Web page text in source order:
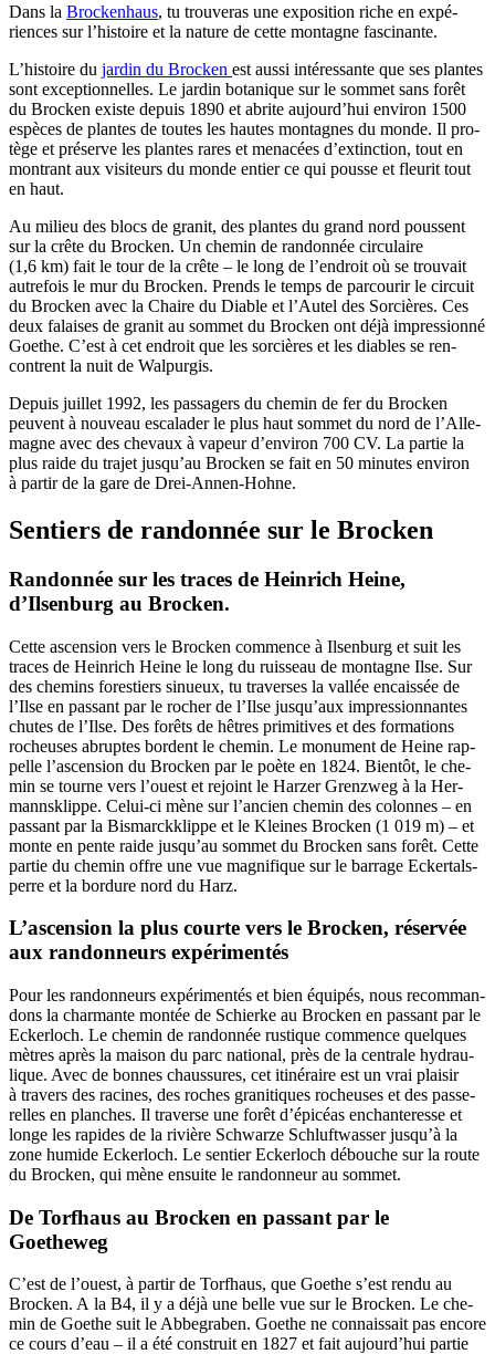
Dans la Bro­cken­haus, tu trou­ve­ras une expo­si­tion riche en expé­
riences sur l’his­toire et la nature de cette mon­tagne fascinante.
L’his­toire du jar­din du Bro­cken est aus­si inté­res­sante que ses plantes
sont excep­tion­nelles. Le jar­din bota­nique sur le som­met sans forêt
du Bro­cken existe depuis 1890 et abrite aujourd’­hui envi­ron 1500
espèces de plantes de toutes les hautes mon­tagnes du monde. Il pro­
tège et pré­serve les plantes rares et mena­cées d’ex­tinc­tion, tout en
mon­trant aux visi­teurs du monde entier ce qui pousse et fleu­rit tout
en haut.
Au milieu des blocs de gra­nit, des plantes du grand nord poussent
sur la crête du Bro­cken. Un che­min de ran­don­née cir­cu­laire
(1,6 km) fait le tour de la crête – le long de l’en­droit où se trou­vait
autre­fois le mur du Bro­cken. Prends le temps de par­cou­rir le cir­cuit
du Bro­cken avec la Chaire du Diable et l’Au­tel des Sor­cières. Ces
deux falaises de gra­nit au som­met du Bro­cken ont déjà impres­sion­né
Goethe. C’est à cet endroit que les sor­cières et les diables se ren­
contrent la nuit de Walpurgis.
Depuis juillet 1992, les pas­sa­gers du che­min de fer du Bro­cken
peuvent à nou­veau esca­la­der le plus haut som­met du nord de l’Al­le­
magne avec des che­vaux à vapeur d’en­vi­ron 700 CV. La par­tie la
plus raide du tra­jet jus­qu’au Bro­cken se fait en 50 minutes envi­ron
à par­tir de la gare de Drei-Annen-Hohne.
Sentiers de randonnée sur le Brocken
Randonnée sur les traces de Heinrich Heine,
d’Ilsenburg au Brocken.
Cette ascen­sion vers le Bro­cken com­mence à Ilsen­burg et suit les
traces de Hein­rich Heine le long du ruis­seau de mon­tagne Ilse. Sur
des che­mins fores­tiers sinueux, tu tra­verses la val­lée encais­sée de
l’Ilse en pas­sant par le rocher de l’Ilse jus­qu’aux impres­sion­nantes
chutes de l’Ilse. Des forêts de hêtres pri­mi­tives et des for­ma­tions
rocheuses abruptes bordent le che­min. Le monu­ment de Heine rap­
pelle l’as­cen­sion du Bro­cken par le poète en 1824. Bien­tôt, le che­
min se tourne vers l’ouest et rejoint le Har­zer Grenz­weg à la Her­
mannsk­lippe. Celui-ci mène sur l’an­cien che­min des colonnes – en
pas­sant par la Bis­mar­ckk­lippe et le Kleines Bro­cken (1 019 m) – et
monte en pente raide jus­qu’au som­met du Bro­cken sans forêt. Cette
par­tie du che­min offre une vue magni­fique sur le bar­rage Ecker­tals­
perre et la bor­dure nord du Harz.
L’ascension la plus courte vers le Brocken, réservée
aux randonneurs expérimentés
Pour les ran­don­neurs expé­ri­men­tés et bien équi­pés, nous recom­man­
dons la char­mante mon­tée de Schierke au Bro­cken en pas­sant par le
Ecker­loch. Le che­min de ran­don­née rus­tique com­mence quelques
mètres après la mai­son du parc natio­nal, près de la cen­trale hydrau­
lique. Avec de bonnes chaus­sures, cet iti­né­raire est un vrai plai­sir
à tra­vers des racines, des roches gra­ni­tiques rocheuses et des pas­se­
relles en planches. Il tra­verse une forêt d’é­pi­céas enchan­te­resse et
longe les rapides de la rivière Schwarze Schluft­was­ser jus­qu’à la
zone humide Ecker­loch. Le sen­tier Ecker­loch débouche sur la route
du Bro­cken, qui mène ensuite le ran­don­neur au sommet.
De Torfhaus au Brocken en passant par le
Goetheweg
C’est de l’ouest, à par­tir de Torf­haus, que Goethe s’est ren­du au
Bro­cken. A la B4, il y a déjà une belle vue sur le Bro­cken. Le che­
min de Goethe suit le Abbe­gra­ben. Goethe ne connais­sait pas encore
ce cours d’eau – il a été construit en 1827 et fait aujourd’­hui par­tie